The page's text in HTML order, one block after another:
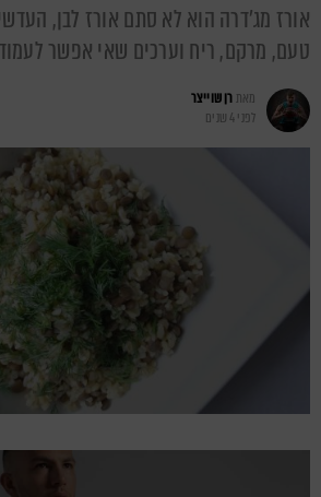
אורז מג'דרה הוא לא סתם אורז לבן,
טעם, מרקם, ריח וערכים שאי אפשר
מאתרן שוייצר
לפני 4 שנים